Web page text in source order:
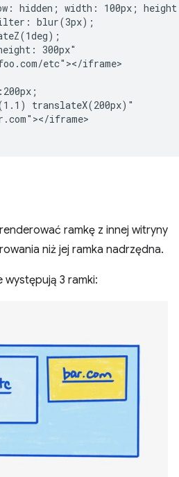
hidden; width: 100px;
blur(3px);
300px"
etc"></iframe>
translateX(200px)"
iframe>
ramkę z innej witryny
niż jej ramka nadrzędna.
występują 3 ramki: